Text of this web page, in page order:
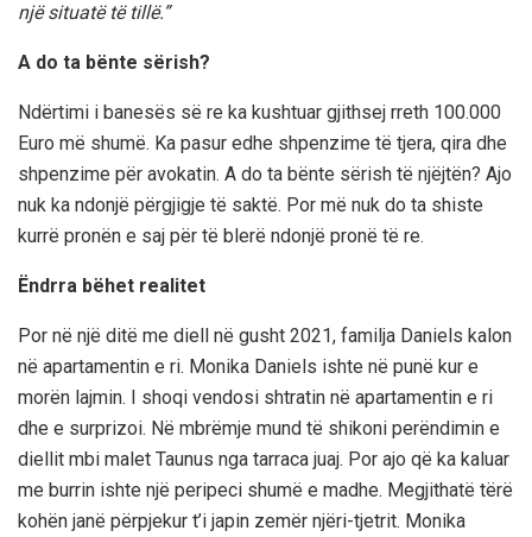
një situatë të tillë.”
A do ta bënte sërish?
Ndërtimi i banesës së re ka kushtuar gjithsej rreth 100.000
Euro më shumë. Ka pasur edhe shpenzime të tjera, qira dhe
shpenzime për avokatin. A do ta bënte sërish të njëjtën? Ajo
nuk ka ndonjë përgjigje të saktë. Por më nuk do ta shiste
kurrë pronën e saj për të blerë ndonjë pronë të re.
Ëndrra bëhet realitet
Por në një ditë me diell në gusht 2021, familja Daniels kalon
në apartamentin e ri. Monika Daniels ishte në punë kur e
morën lajmin. I shoqi vendosi shtratin në apartamentin e ri
dhe e surprizoi. Në mbrëmje mund të shikoni perëndimin e
diellit mbi malet Taunus nga tarraca juaj. Por ajo që ka kaluar
me burrin ishte një peripeci shumë e madhe. Megjithatë tërë
kohën janë përpjekur t’i japin zemër njëri-tjetrit. Monika